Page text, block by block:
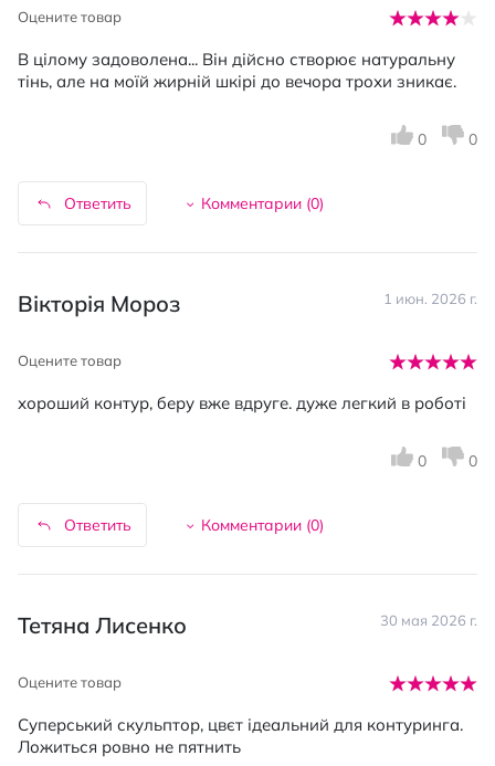
Оцените товар
В цілому задоволена... Він дійсно створює натуральну
тінь, але на моїй жирній шкірі до вечора трохи зникає.
Ответить Комментарии (0)
0 0
Вікторія Мороз 1 июн. 2026 г.
Оцените товар
хороший контур, беру вже вдруге. дуже легкий в роботі
Ответить Комментарии (0)
0 0
Тетяна Лисенко 30 мая 2026 г.
Оцените товар
Суперський скульптор, цвєт ідеальний для контуринга.
Ложиться ровно не пятнить